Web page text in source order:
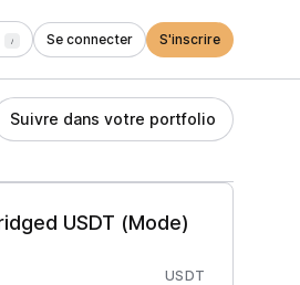
/ Se connecter S'inscrire
Suivre dans votre portfolio
USDT (Mode)
USDT